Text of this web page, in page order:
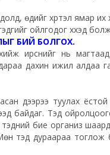
ѳдийг хүртэл ямар их
ойлгодог хүүхэд болж
БИЙ БОЛГОХ.
ирснийг нь магтаад
дахин ижил алдаа
дээрээ туулах
байдаг. Тэд
тэдний бие организ
Мѳн тэд дураараа